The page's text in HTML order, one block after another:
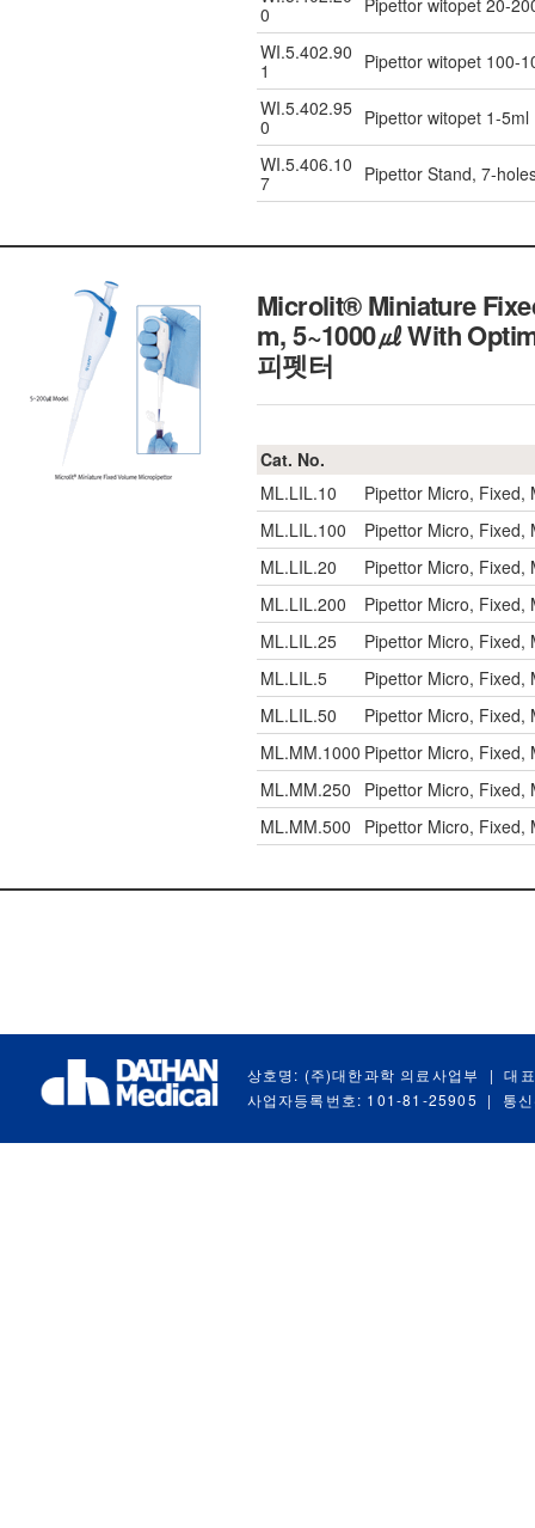
0
Pipettor witopet 20-
WI.5.402.90
1
Pipettor witopet 100-
WI.5.402.95
0
Pipettor witopet 1-5ml
WI.5.406.10
7
Pipettor Stand, 7-
Microlit® Miniature
m, 5~1000㎕ With
피펫터
Cat. No.
ML.LIL.10
Pipettor Micro, Fixed,
ML.LIL.100
Pipettor Micro, Fixed,
ML.LIL.20
Pipettor Micro, Fixed,
ML.LIL.200
Pipettor Micro, Fixed,
ML.LIL.25
Pipettor Micro, Fixed,
ML.LIL.5
Pipettor Micro, Fixed,
ML.LIL.50
Pipettor Micro, Fixed,
ML.MM.1000 Pipettor Micro, Fixed,
ML.MM.250
Pipettor Micro, Fixed,
ML.MM.500
Pipettor Micro, Fixed,
상호명: (주)대한과학 의료사업부 |
대
사업자등록번호: 101-81-25905
| 통